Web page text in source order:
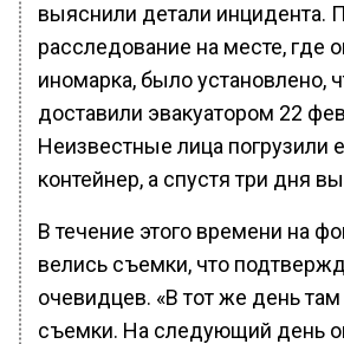
выяснили детали инцидента.
расследование на месте, где
иномарка, было установлено,
доставили эвакуатором 22
Неизвестные лица погрузили
контейнер, а спустя три дня
В течение этого времени на
велись съемки, что
очевидцев. «В тот же день
съемки. На следующий день